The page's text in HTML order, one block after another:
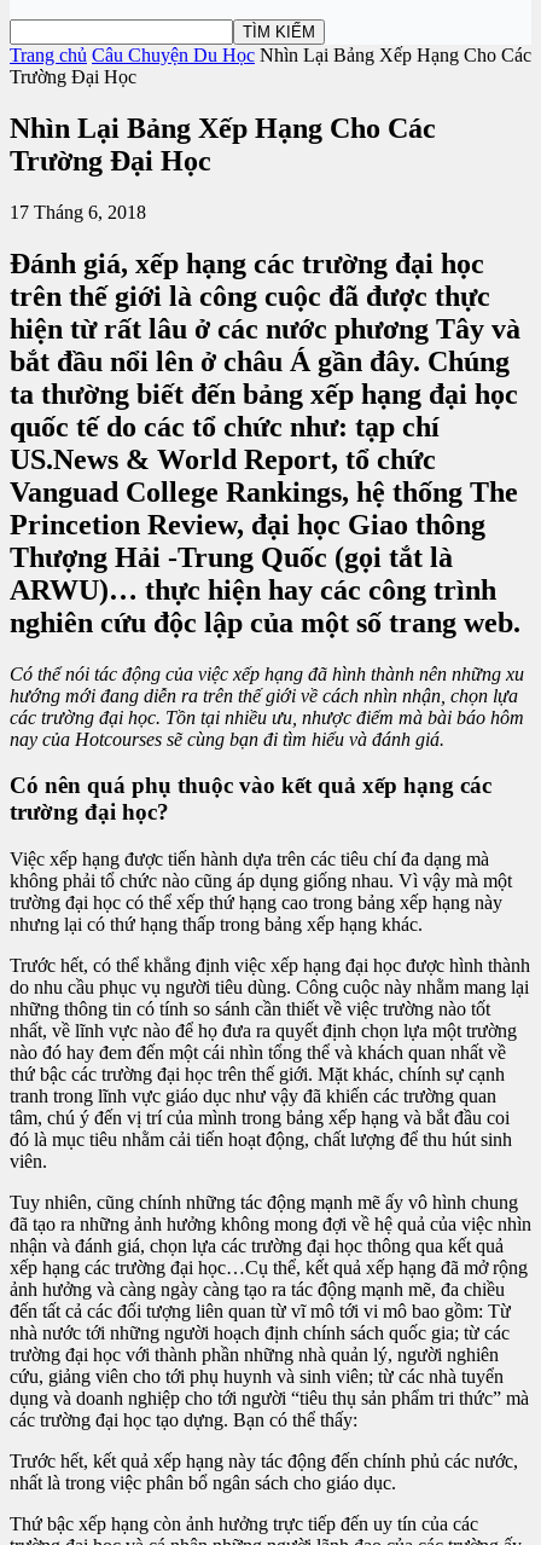
Trang chủ Câu Chuyện Du Học Nhìn Lại Bảng Xếp Hạng Cho Các
Trường Đại Học
Nhìn Lại Bảng Xếp Hạng Cho Các
Trường Đại Học
17 Tháng 6, 2018
Đánh giá, xếp hạng các trường đại học
trên thế giới là công cuộc đã được thực
hiện từ rất lâu ở các nước phương Tây và
bắt đầu nổi lên ở châu Á gần đây. Chúng
ta thường biết đến bảng xếp hạng đại học
quốc tế do các tổ chức như: tạp chí
US.News & World Report, tổ chức
Vanguad College Rankings, hệ thống The
Princetion Review, đại học Giao thông
Thượng Hải -Trung Quốc (gọi tắt là
ARWU)… thực hiện hay các công trình
nghiên cứu độc lập của một số trang web.
Có thể nói tác động của việc xếp hạng đã hình thành nên những xu
hướng mới đang diễn ra trên thế giới về cách nhìn nhận, chọn lựa
các trường đại học. Tồn tại nhiều ưu, nhược điểm mà bài báo hôm
nay của Hotcourses sẽ cùng bạn đi tìm hiểu và đánh giá.
Có nên quá phụ thuộc vào kết quả xếp hạng các
trường đại học?
Việc xếp hạng được tiến hành dựa trên các tiêu chí đa dạng mà
không phải tổ chức nào cũng áp dụng giống nhau. Vì vậy mà một
trường đại học có thể xếp thứ hạng cao trong bảng xếp hạng này
nhưng lại có thứ hạng thấp trong bảng xếp hạng khác.
Trước hết, có thể khẳng định việc xếp hạng đại học được hình thành
do nhu cầu phục vụ người tiêu dùng. Công cuộc này nhằm mang lại
những thông tin có tính so sánh cần thiết về việc trường nào tốt
nhất, về lĩnh vực nào để họ đưa ra quyết định chọn lựa một trường
nào đó hay đem đến một cái nhìn tổng thể và khách quan nhất về
thứ bậc các trường đại học trên thế giới. Mặt khác, chính sự cạnh
tranh trong lĩnh vực giáo dục như vậy đã khiến các trường quan
tâm, chú ý đến vị trí của mình trong bảng xếp hạng và bắt đầu coi
đó là mục tiêu nhằm cải tiến hoạt động, chất lượng để thu hút sinh
viên.
Tuy nhiên, cũng chính những tác động mạnh mẽ ấy vô hình chung
đã tạo ra những ảnh hưởng không mong đợi về hệ quả của việc nhìn
nhận và đánh giá, chọn lựa các trường đại học thông qua kết quả
xếp hạng các trường đại học…Cụ thể, kết quả xếp hạng đã mở rộng
ảnh hưởng và càng ngày càng tạo ra tác động mạnh mẽ, đa chiều
đến tất cả các đối tượng liên quan từ vĩ mô tới vi mô bao gồm: Từ
nhà nước tới những người hoạch định chính sách quốc gia; từ các
trường đại học với thành phần những nhà quản lý, người nghiên
cứu, giảng viên cho tới phụ huynh và sinh viên; từ các nhà tuyển
dụng và doanh nghiệp cho tới người “tiêu thụ sản phẩm tri thức” mà
các trường đại học tạo dựng. Bạn có thể thấy:
Trước hết, kết quả xếp hạng này tác động đến chính phủ các nước,
nhất là trong việc phân bổ ngân sách cho giáo dục.
Thứ bậc xếp hạng còn ảnh hưởng trực tiếp đến uy tín của các